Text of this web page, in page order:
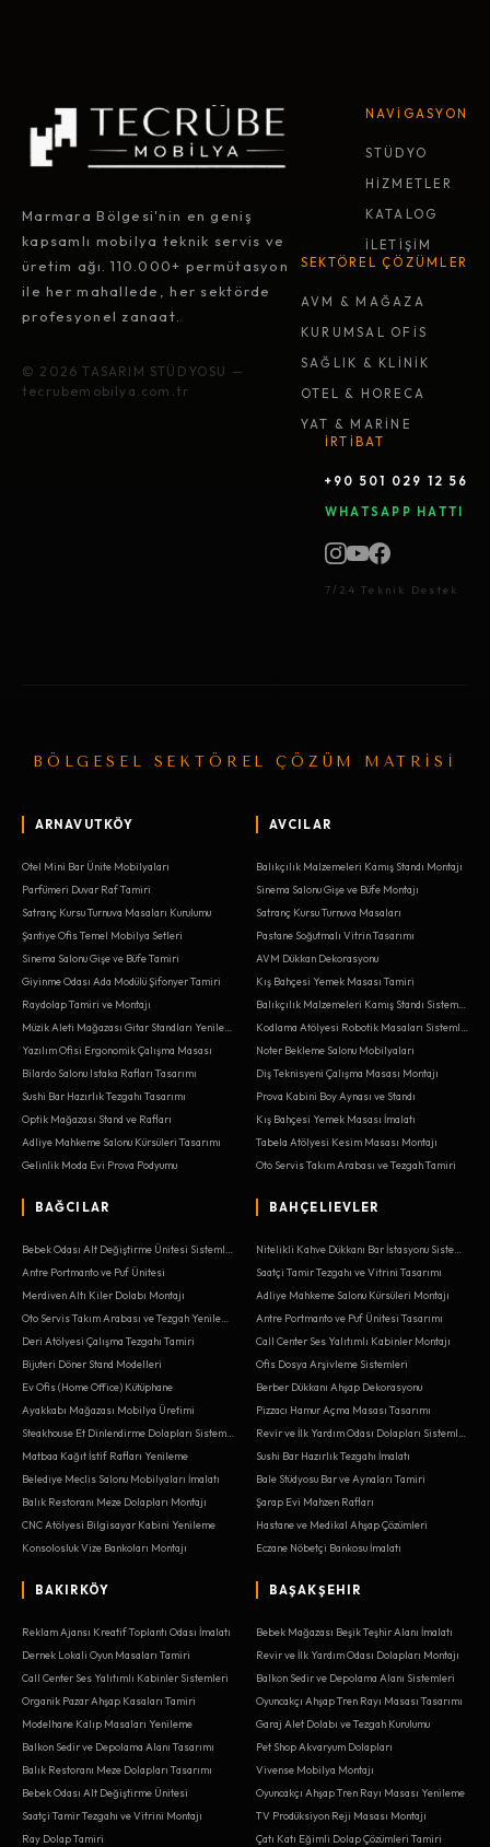
Marmara Bölgesi'nin en geniş
kapsamlı mobilya teknik servis ve
üretim ağı. 110.000+ permütasyon
ile her mahallede, her sektörde
profesyonel zanaat.
© 2026 TASARIM STÜDYOSU —
tecrubemobilya.com.tr
NAVİGASYON
STÜDYO
HİZMETLER
KATALOG
İLETİŞİM
SEKTÖREL ÇÖZÜMLER
AVM & MAĞAZA
KURUMSAL OFİS
SAĞLIK & KLİNİK
OTEL & HORECA
YAT & MARİNE
İRTİBAT
+90 501 029 12 56
WHATSAPP HATTI
7/24 Teknik Destek
BÖLGESEL SEKTÖREL ÇÖZÜM MATRİSİ
ARNAVUTKÖY
Otel Mini Bar Ünite Mobilyaları
Parfümeri Duvar Raf Tamiri
Satranç Kursu Turnuva Masaları Kurulumu
Şantiye Ofis Temel Mobilya Setleri
Sinema Salonu Gişe ve Büfe Tamiri
Giyinme Odası Ada Modülü Şifonyer Tamiri
Raydolap Tamiri ve Montajı
Yazılım Ofisi Ergonomik Çalışma Masası
Bilardo Salonu Istaka Rafları Tasarımı
Sushi Bar Hazırlık Tezgahı Tasarımı
Optik Mağazası Stand ve Rafları
Adliye Mahkeme Salonu Kürsüleri Tasarımı
Gelinlik Moda Evi Prova Podyumu
AVCILAR
Balıkçılık Malzemeleri Kamış Standı Montajı
Sinema Salonu Gişe ve Büfe Montajı
Satranç Kursu Turnuva Masaları
Pastane Soğutmalı Vitrin Tasarımı
AVM Dükkan Dekorasyonu
Kış Bahçesi Yemek Masası Tamiri
Noter Bekleme Salonu Mobilyaları
Diş Teknisyeni Çalışma Masası Montajı
Prova Kabini Boy Aynası ve Standı
Kış Bahçesi Yemek Masası İmalatı
Tabela Atölyesi Kesim Masası Montajı
Oto Servis Takım Arabası ve Tezgah Tamiri
BAĞCILAR
Antre Portmanto ve Puf Ünitesi
Merdiven Altı Kiler Dolabı Montajı
Deri Atölyesi Çalışma Tezgahı Tamiri
Bijuteri Döner Stand Modelleri
Ev Ofis (Home Office) Kütüphane
Ayakkabı Mağazası Mobilya Üretimi
Matbaa Kağıt İstif Rafları Yenileme
Belediye Meclis Salonu Mobilyaları İmalatı
Balık Restoranı Meze Dolapları Montajı
CNC Atölyesi Bilgisayar Kabini Yenileme
Konsolosluk Vize Bankoları Montajı
BAHÇELIEVLER
Saatçi Tamir Tezgahı ve Vitrini Tasarımı
Adliye Mahkeme Salonu Kürsüleri Montajı
Antre Portmanto ve Puf Ünitesi Tasarımı
Call Center Ses Yalıtımlı Kabinler Montajı
Ofis Dosya Arşivleme Sistemleri
Berber Dükkanı Ahşap Dekorasyonu
Pizzacı Hamur Açma Masası Tasarımı
Sushi Bar Hazırlık Tezgahı İmalatı
Bale Stüdyosu Bar ve Aynaları Tamiri
Şarap Evi Mahzen Rafları
Hastane ve Medikal Ahşap Çözümleri
Eczane Nöbetçi Bankosu İmalatı
BAKIRKÖY
Reklam Ajansı Kreatif Toplantı Odası İmalatı
Dernek Lokali Oyun Masaları Tamiri
Call Center Ses Yalıtımlı Kabinler Sistemleri
Organik Pazar Ahşap Kasaları Tamiri
Modelhane Kalıp Masaları Yenileme
Balkon Sedir ve Depolama Alanı Tasarımı
Balık Restoranı Meze Dolapları Tasarımı
Bebek Odası Alt Değiştirme Ünitesi
Saatçi Tamir Tezgahı ve Vitrini Montajı
Ray Dolap Tamiri
BAŞAKŞEHIR
Bebek Mağazası Beşik Teşhir Alanı İmalatı
Revir ve İlk Yardım Odası Dolapları Montajı
Balkon Sedir ve Depolama Alanı Sistemleri
Oyuncakçı Ahşap Tren Rayı Masası Tasarımı
Garaj Alet Dolabı ve Tezgah Kurulumu
Pet Shop Akvaryum Dolapları
Vivense Mobilya Montajı
Oyuncakçı Ahşap Tren Rayı Masası Yenileme
TV Prodüksiyon Reji Masası Montajı
Çatı Katı Eğimli Dolap Çözümleri Tamiri